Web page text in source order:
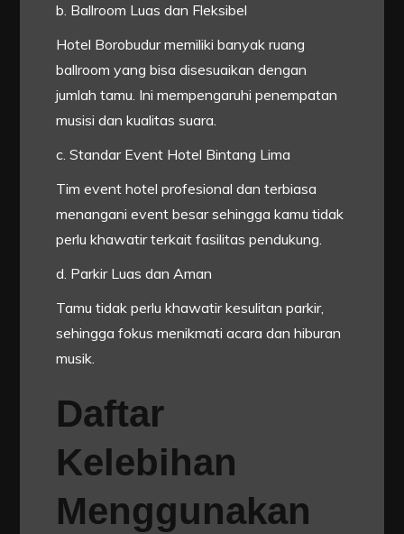
b. Ballroom Luas dan Fleksibel
Hotel Borobudur memiliki banyak ruang
ballroom yang bisa disesuaikan dengan
jumlah tamu. Ini mempengaruhi penempatan
musisi dan kualitas suara.
c. Standar Event Hotel Bintang Lima
Tim event hotel profesional dan terbiasa
menangani event besar sehingga kamu tidak
perlu khawatir terkait fasilitas pendukung.
d. Parkir Luas dan Aman
Tamu tidak perlu khawatir kesulitan parkir,
sehingga fokus menikmati acara dan hiburan
musik.
Daftar
Kelebihan
Menggunakan